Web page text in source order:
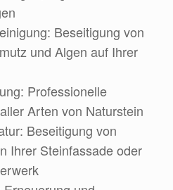
Beseitigung von
und Algen auf Ihrer
Professionelle
Arten von Naturstein
Beseitigung von
Ihrer Steinfassade oder